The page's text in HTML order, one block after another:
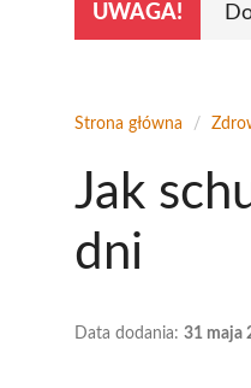
UWAGA!
Strona główna /
Jak
dni
Data dodania: 31 maja